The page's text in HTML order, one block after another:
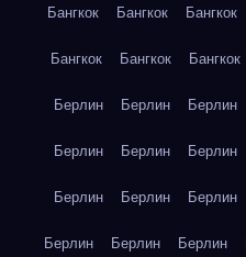
Бангкок Бангкок Бангкок
Бангкок Бангкок Бангкок
Берлин Берлин Берлин
Берлин Берлин Берлин
Берлин Берлин Берлин
Берлин Берлин Берлин